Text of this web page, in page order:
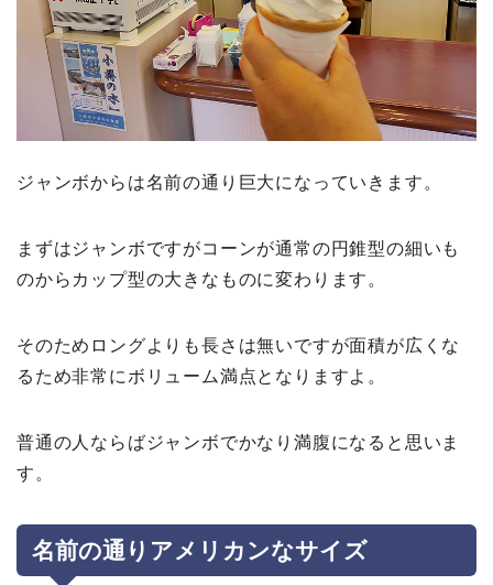
ジャンボからは名前の通り巨大になっていきます。
まずはジャンボですがコーンが通常の円錐型の細いも
のからカップ型の大きなものに変わります。
そのためロングよりも長さは無いですが面積が広くな
るため非常にボリューム満点となりますよ。
普通の人ならばジャンボでかなり満腹になると思いま
す。
名前の通りアメリカンなサイズ